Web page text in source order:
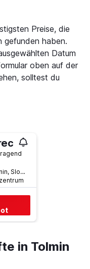
Preise, die
gefunden haben.
Datum
oben auf der
solltest du
Mestni Trg 3, Tolmin, Slowenien
in Tolmin